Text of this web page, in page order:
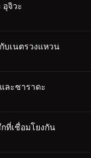
อุจิวะ
บเนตรวงแหวน
ละซาราดะ
ที่เชื่อมโยงกัน